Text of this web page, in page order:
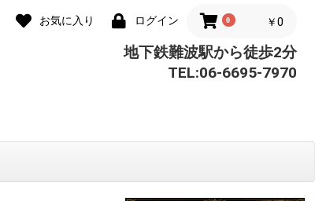
お気に入り ログイン 0 ￥0
地下鉄難波駅から徒歩2分
TEL:06-6695-7970